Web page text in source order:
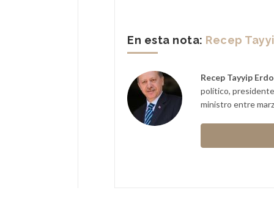
En esta nota: Recep
Recep Tayyip
político,
ministro entre